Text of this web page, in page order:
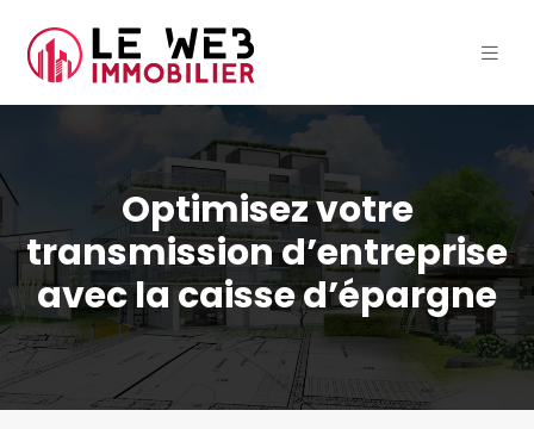
Optimisez votre
transmission d’entreprise
avec la caisse d’épargne